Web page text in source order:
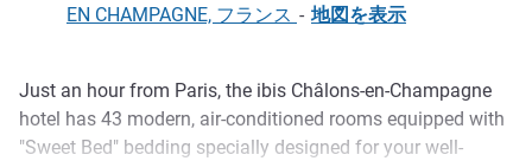
EN CHAMPAGNE, フランス - 地図を表示
説明
Just an hour from Paris, the ibis Châlons-en-Champagne
hotel has 43 modern, air-conditioned rooms equipped with
"Sweet Bed" bedding specially designed for your well-